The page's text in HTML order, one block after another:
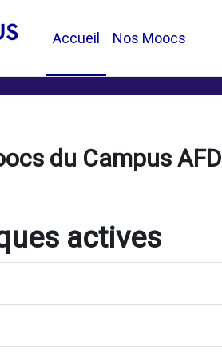
Accueil
Nos Moocs
du Campus AFD
actives